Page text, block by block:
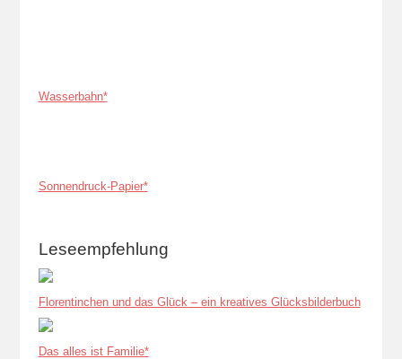
Wasserbahn*
Sonnendruck-Papier*
Leseempfehlung
Florentinchen und das Glück – ein kreatives Glücksbilderbuch
Das alles ist Familie*